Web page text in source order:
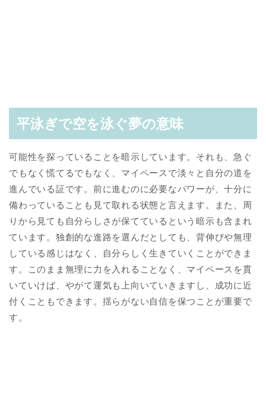
平泳ぎで空を泳ぐ夢の意味
可能性を探っていることを暗示しています。それも、急ぐ
でもなく慌てるでもなく、マイペースで淡々と自分の道を
進んでいる証です。前に進むのに必要なパワーが、十分に
備わっていることも見て取れる状態と言えます。また、周
りから見ても自分らしさが保てているという暗示も含まれ
ています。独創的な進路を選んだとしても、背伸びや無理
している感じはなく、自分らしく生きていくことができま
す。このまま無理に力を入れることなく、マイペースを貫
いていけば、やがて運気も上向いていきますし、成功に近
付くこともできます。揺らがない自信を保つことが重要で
す。